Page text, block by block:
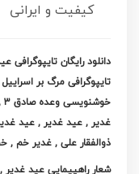
کیفیت و ایرانی
دانلود رایگان
تایپوگرافی مرگ بر
غدیر , عید غدیر , عید
ذوالفقار علی , غدیر خم ,
شعار راهپیمایی عید غدیر